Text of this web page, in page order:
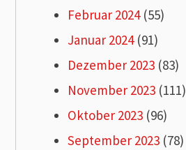
Februar 2024(55)
Januar 2024(91)
Dezember 2023 (83)
November 2023 (111)
Oktober 2023 (96)
September 2023 (78)